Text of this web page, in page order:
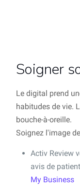
Soigner
Le digital prend
habitudes de vie.
bouche-à-oreille.
Soignez l'image
Activ Review
avis de
My Business